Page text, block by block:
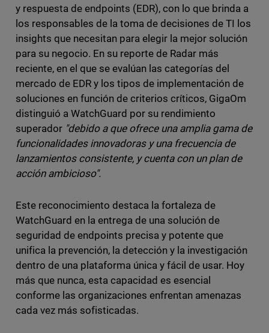
y respuesta de endpoints (EDR), con lo que brinda a
los responsables de la toma de decisiones de TI los
insights que necesitan para elegir la mejor solución
para su negocio. En su reporte de Radar más
reciente, en el que se evalúan las categorías del
mercado de EDR y los tipos de implementación de
soluciones en función de criterios críticos, GigaOm
distinguió a WatchGuard por su rendimiento
superador"debido a que ofrece una amplia gama de
funcionalidades innovadoras y una frecuencia de
lanzamientos consistente, y cuenta con un plan de
acción ambicioso".
Este reconocimiento destaca la fortaleza de
WatchGuard en la entrega de una solución de
seguridad de endpoints precisa y potente que
unifica la prevención, la detección y la investigación
dentro de una plataforma única y fácil de usar. Hoy
más que nunca, esta capacidad es esencial
conforme las organizaciones enfrentan amenazas
cada vez más sofisticadas.